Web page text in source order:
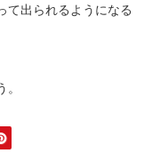
て出られるようになる